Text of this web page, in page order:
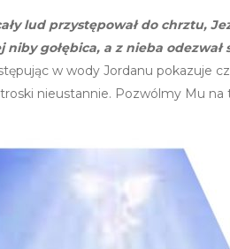
lud przystępował do chrztu,
niby gołębica, a z nieba
w wody Jordanu pokazuje
nieustannie. Pozwólmy Mu